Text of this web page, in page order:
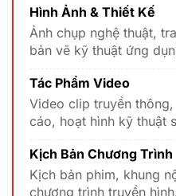
Hình Ảnh & Thiết Kế
Ảnh chụp nghệ thuật,
bản vẽ kỹ thuật ứng
Tác Phẩm Video
Video clip truyền
cáo, hoạt hình kỹ thuật
Kịch Bản Chương Trình
Kịch bản phim, khung
chương trình truyền